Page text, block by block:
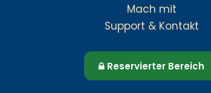
Mach mit
Support & Kontakt
Reservierter Bereich